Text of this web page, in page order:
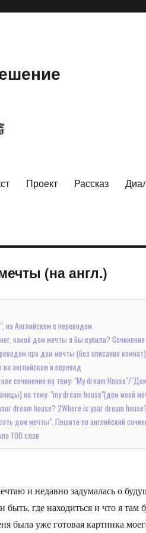
Проект Рассказ
(на англ.)
Английском с переводом.
какой дом мечты я бы купила? Сочинение
про дом мечты (без описания
английском и перевод
сочинение на тему: "My dream House"/
на тему: "my dream house"(дом моей
dream house? 2Where is your dream
дом мечты". Пешите по английский
100 слов
и недавно задумалась о
быть, где находиться и что я там
была уже готовая картинка